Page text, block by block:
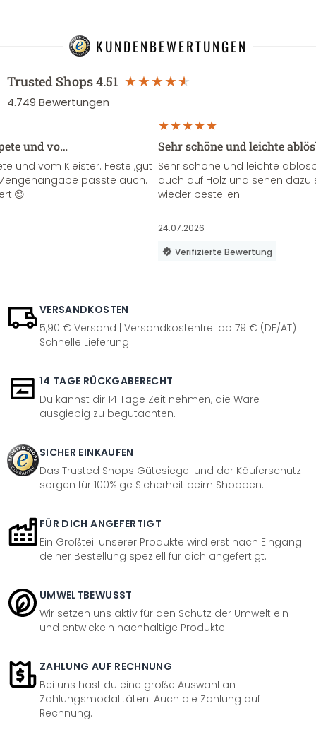
KUNDENBEWERTUNGEN
Trusted Shops4.51
4.749 Bewertungen
und vo…
und vom Kleister. Feste ,gut
passte auch.
Sehr schöne und leichte
Sehr schöne und leichte
auch auf Holz und sehen
wieder bestellen.
24.07.2026
Verifizierte Bewertung
VERSANDKOSTEN
5,90 € Versand | Versandkostenfrei ab 79 € (DE/AT) |
Schnelle Lieferung
14 TAGE RÜCKGABERECHT
Du kannst dir 14 Tage Zeit nehmen, die Ware
ausgiebig zu begutachten.
SICHER EINKAUFEN
Das Trusted Shops Gütesiegel und der Käuferschutz
sorgen für 100%ige Sicherheit beim Shoppen.
FÜR DICH ANGEFERTIGT
Ein Großteil unserer Produkte wird erst nach Eingang
deiner Bestellung speziell für dich angefertigt.
UMWELTBEWUSST
Wir setzen uns aktiv für den Schutz der Umwelt ein
und entwickeln nachhaltige Produkte.
ZAHLUNG AUF RECHNUNG
Bei uns hast du eine große Auswahl an
Zahlungsmodalitäten. Auch die Zahlung auf
Rechnung.